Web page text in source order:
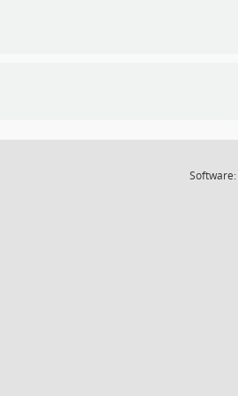
Software: